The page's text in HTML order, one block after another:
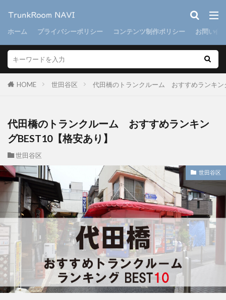
ホーム プライバシーポリシー コンテンツ制作ポリシー お問い合
HOME 世田谷区 代田橋のトランクルーム おすすめランキン
代田橋のトランクルーム おすすめランキン
グBEST10【格安あり】
世田谷区
世田谷区